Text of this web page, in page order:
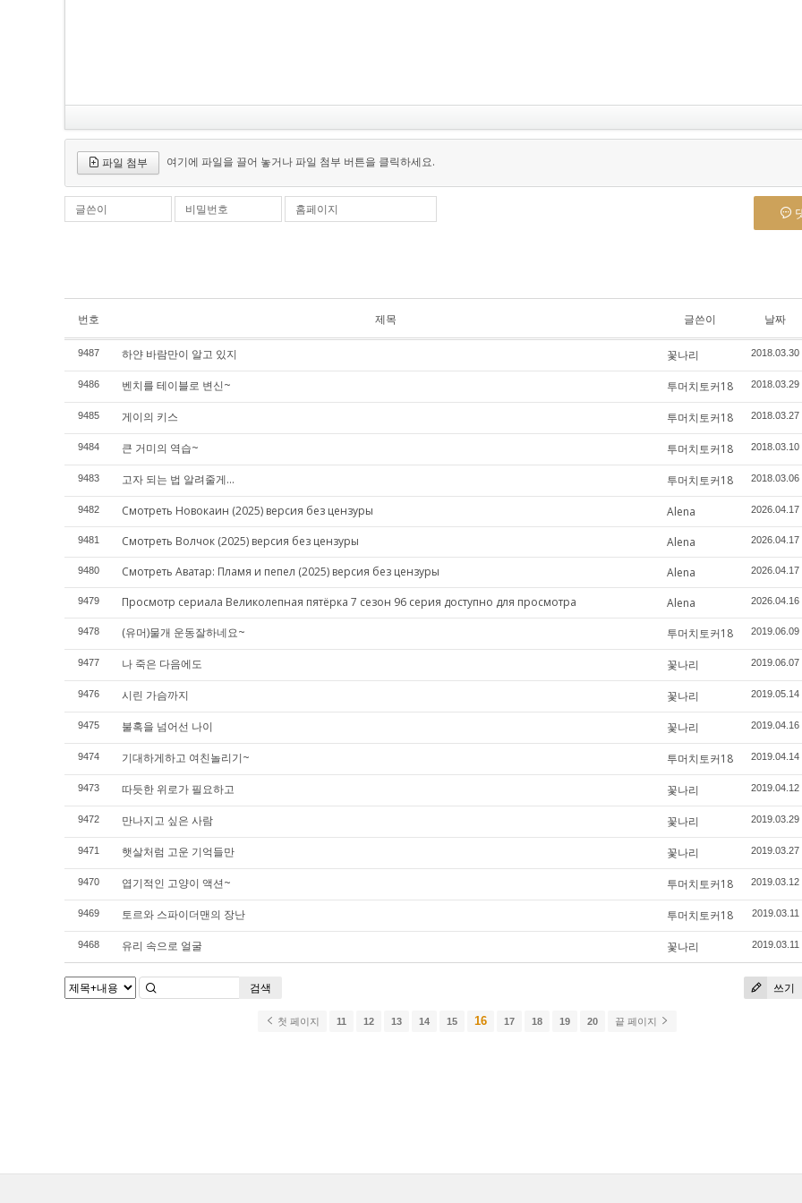
파일 첨부 여기에 파일을 끌어 놓거나 파일 첨부 버튼을 클릭하세요.
글쓴이 비밀번호 홈페이지
번호 제목 글쓴이 날짜
9487 하얀 바람만이 알고 있지 꽃나리 2018.03.30
9486 벤치를 테이블로 변신~ 투머치토커18 2018.03.29
9485 게이의 키스 투머치토커18 2018.03.27
9484 큰 거미의 역습~ 투머치토커18 2018.03.10
9483 고자 되는 법 알려줄게... 투머치토커18 2018.03.06
9482 Смотреть Новокаин (2025) версия без цензуры Alena 2026.04.17
9481 Смотреть Волчок (2025) версия без цензуры Alena 2026.04.17
9480 Смотреть Аватар: Пламя и пепел (2025) версия без цензуры Alena 2026.04.17
9479 Просмотр сериала Великолепная пятёрка 7 сезон 96 серия доступно для просмотра Alena 2026.04.16
9478 (유머)물개 운동잘하네요~ 투머치토커18 2019.06.09
9477 나 죽은 다음에도 꽃나리 2019.06.07
9476 시린 가슴까지 꽃나리 2019.05.14
9475 불혹을 넘어선 나이 꽃나리 2019.04.16
9474 기대하게하고 여친놀리기~ 투머치토커18 2019.04.14
9473 따듯한 위로가 필요하고 꽃나리 2019.04.12
9472 만나지고 싶은 사람 꽃나리 2019.03.29
9471 햇살처럼 고운 기억들만 꽃나리 2019.03.27
9470 엽기적인 고양이 액션~ 투머치토커18 2019.03.12
9469 토르와 스파이더맨의 장난 투머치토커18 2019.03.11
9468 유리 속으로 얼굴 꽃나리 2019.03.11
쓰기
검색
첫 페이지 11 12 13 14 15 16 17 18 19 20 끝 페이지